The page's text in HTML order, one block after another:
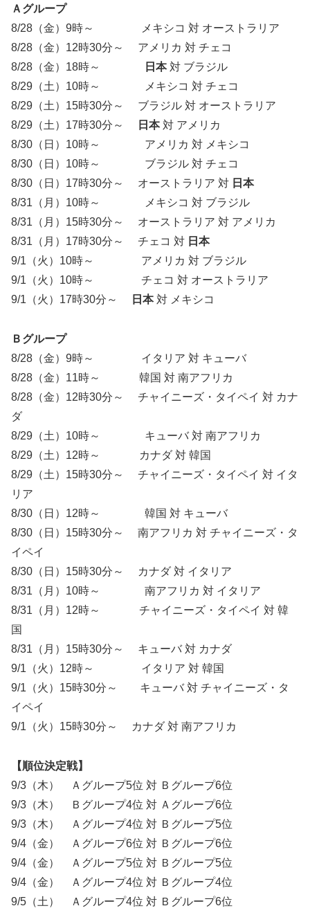
Ａグループ
8/28（金）9時～ メキシコ 対 オーストラリア
8/28（金）12時30分～ アメリカ 対 チェコ
8/28（金）18時～
日本対 ブラジル
8/29（土）10時～ メキシコ 対 チェコ
8/29（土）15時30分～ ブラジル 対 オーストラリア
8/29（土）17時30分～
日本対 アメリカ
8/30（日）10時～ アメリカ 対 メキシコ
8/30（日）10時～ ブラジル 対 チェコ
8/30（日）17時30分～ オーストラリア 対 日本
8/31（月）10時～ メキシコ 対 ブラジル
8/31（月）15時30分～ オーストラリア 対 アメリカ
8/31（月）17時30分～ チェコ 対 日本
9/1（火）10時～ アメリカ 対 ブラジル
9/1（火）10時～ チェコ 対 オーストラリア
9/1（火）17時30分～
日本対 メキシコ
Ｂグループ
8/28（金）9時～ イタリア 対 キューバ
8/28（金）11時～ 韓国 対 南アフリカ
8/28（金）12時30分～ チャイニーズ・タイペイ 対 カナ
ダ
8/29（土）10時～ キューバ 対 南アフリカ
8/29（土）12時～ カナダ 対 韓国
8/29（土）15時30分～ チャイニーズ・タイペイ 対 イタ
リア
8/30（日）12時～ 韓国 対 キューバ
8/30（日）15時30分～ 南アフリカ 対 チャイニーズ・タ
イペイ
8/30（日）15時30分～ カナダ 対 イタリア
8/31（月）10時～ 南アフリカ 対 イタリア
8/31（月）12時～ チャイニーズ・タイペイ 対 韓
国
8/31（月）15時30分～ キューバ 対 カナダ
9/1（火）12時～ イタリア 対 韓国
9/1（火）15時30分～ キューバ 対 チャイニーズ・タ
イペイ
9/1（火）15時30分～ カナダ 対 南アフリカ
【順位決定戦】
9/3（木） Ａグループ5位 対 Ｂグループ6位
9/3（木） Ｂグループ4位 対 Ａグループ6位
9/3（木） Ａグループ4位 対 Ｂグループ5位
9/4（金） Ａグループ6位 対 Ｂグループ6位
9/4（金） Ａグループ5位 対 Ｂグループ5位
9/4（金） Ａグループ4位 対 Ｂグループ4位
9/5（土） Ａグループ4位 対 Ｂグループ6位